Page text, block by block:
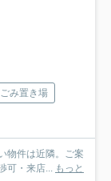
み置き場
物件は近隣。ご案
可・来店...
もっと